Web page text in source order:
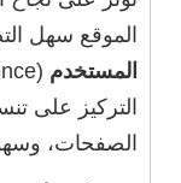
الموقع سهل
المستخدم
التركيز على
الصفحات،